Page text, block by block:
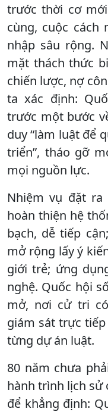
trước thời cơ
cùng, cuộc cách
nhập sâu rộng.
mặt thách thức
chiến lược, nợ
ta xác định:
trước một bước
duy “làm luật để
triển”, tháo gỡ
mọi nguồn lực.
Nhiệm vụ đặt ra
hoàn thiện hệ
bạch, dễ tiếp
mở rộng lấy ý
giới trẻ; ứng
nghệ. Quốc hội
mở, nơi cử tri
giám sát trực
từng dự án luật.
80 năm chưa
hành trình lịch sử
để khẳng định: